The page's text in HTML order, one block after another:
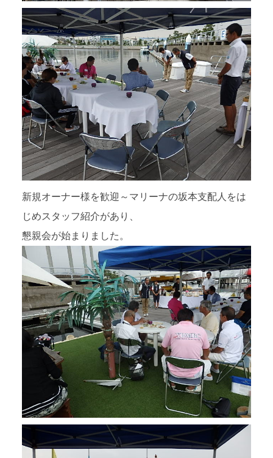
新規オーナー様を歓迎～マリーナの坂本支配人をは
じめスタッフ紹介があり、
懇親会が始まりました。